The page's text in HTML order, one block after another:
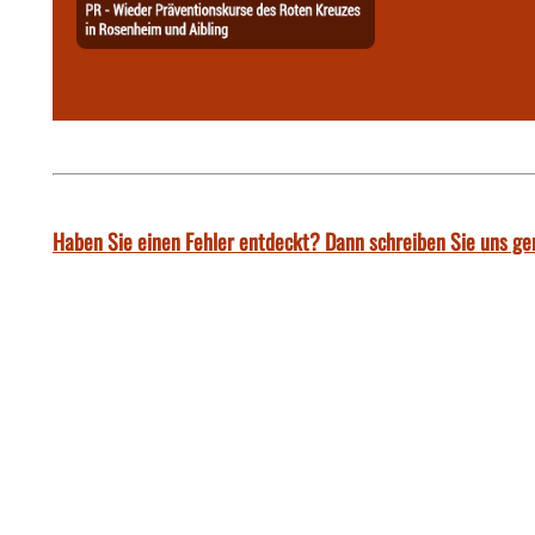
Haben Sie einen Fehler entdeckt? Dann schreiben Sie uns